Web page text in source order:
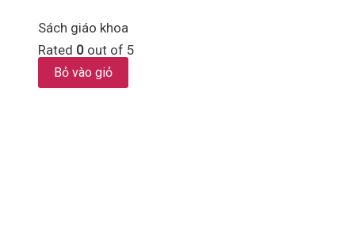
Sách giáo khoa
Rated 0 out of 5
Bỏ vào giỏ